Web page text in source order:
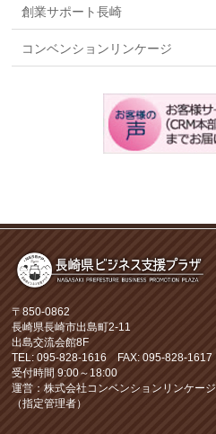
創業サポート長崎
コンベンションリンケージ
〒850-0862
長崎県長崎市出島町2-11
出島交流会館8F
TEL: 095-828-1616 FAX: 095-828-1617
受付時間 9:00～18:00
運営：株式会社コンベンションリンケージ
（指定管理者）